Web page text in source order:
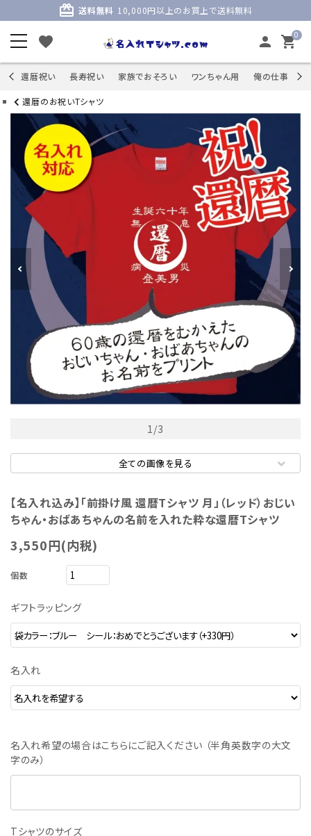
card_giftcard 送料無料 10,000円以上のお買上で送料無料
favorite person 0
shopping_cart
還暦祝い 長寿祝い 家族でおそろい ワンちゃん用 俺の仕事
還暦のお祝いTシャツ
1/3
全ての画像を見る
【名入れ込み】「前掛け風 還暦Tシャツ 月」（レッド）おじい
ちゃん・おばあちゃんの名前を入れた粋な還暦Tシャツ
3,550円(内税)
個数
ギフトラッピング
名入れ
名入れ希望の場合はこちらにご記入ください （半角英数字の大文
字のみ）
Tシャツのサイズ